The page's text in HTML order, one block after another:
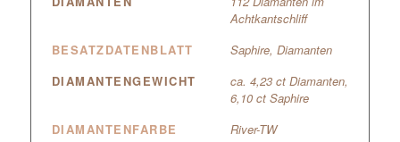
Achtkantschliff
BESATZDATENBLATT
Saphire, Diamanten
DIAMANTENGEWICHT
ca. 4,23 ct Diamanten,
6,10 ct Saphire
DIAMANTENFARBE
River-TW